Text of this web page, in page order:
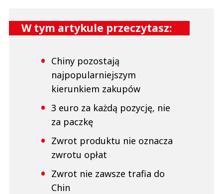
W tym artykule przeczytasz:
Chiny pozostają
najpopularniejszym
kierunkiem zakupów
3 euro za każdą pozycję, nie
za paczkę
Zwrot produktu nie oznacza
zwrotu opłat
Zwrot nie zawsze trafia do
Chin